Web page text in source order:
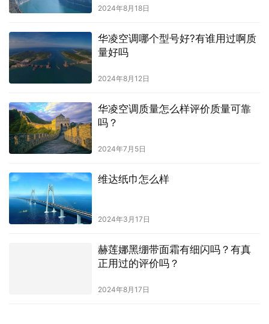
2024年8月18日
华凌空调哪个型号好?有谁用过啊质
量好吗
2024年8月12日
华凌空调质量怎么样评价质量可靠
吗？
2024年7月5日
维达纸巾怎么样
2024年3月17日
赫莲娜黑绷带面霜有细闪吗？有真
正用过的评价吗？
2024年8月17日